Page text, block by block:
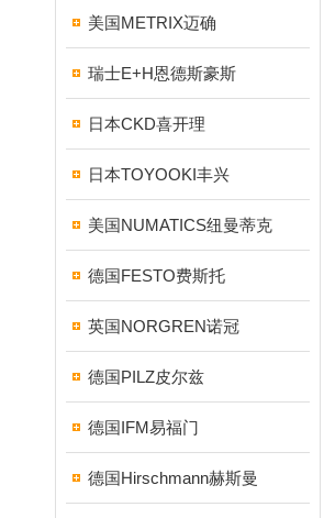
美国METRIX迈确
瑞士E+H恩德斯豪斯
日本CKD喜开理
日本TOYOOKI丰兴
美国NUMATICS纽曼蒂克
德国FESTO费斯托
英国NORGREN诺冠
德国PILZ皮尔兹
德国IFM易福门
德国Hirschmann赫斯曼